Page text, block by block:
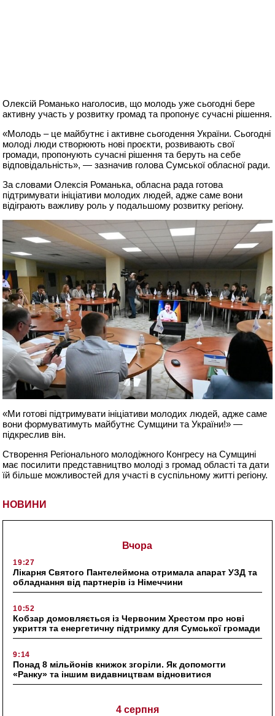
НОВИНИ
Вчора
19:27
Лікарня Святого Пантелеймона отримала апарат УЗД та
обладнання від партнерів із Німеччини
10:52
Кобзар домовляється із Червоним Хрестом про нові
укриття та енергетичну підтримку для Сумської громади
9:14
Понад 8 мільйонів книжок згоріли. Як допомогти
«Ранку» та іншим видавництвам відновитися
4 серпня
Олексій Романько наголосив, що молодь уже сьогодні бере
активну участь у розвитку громад та пропонує сучасні рішення.
«Молодь – це майбутнє і активне сьогодення України. Сьогодні
молоді люди створюють нові проєкти, розвивають свої
громади, пропонують сучасні рішення та беруть на себе
відповідальність», — зазначив голова Сумської обласної ради.
За словами Олексія Романька, обласна рада готова
підтримувати ініціативи молодих людей, адже саме вони
відіграють важливу роль у подальшому розвитку регіону.
«Ми готові підтримувати ініціативи молодих людей, адже саме
вони формуватимуть майбутнє Сумщини та України!» —
підкреслив він.
Створення Регіонального молодіжного Конгресу на Сумщині
має посилити представництво молоді з громад області та дати
їй більше можливостей для участі в суспільному житті регіону.